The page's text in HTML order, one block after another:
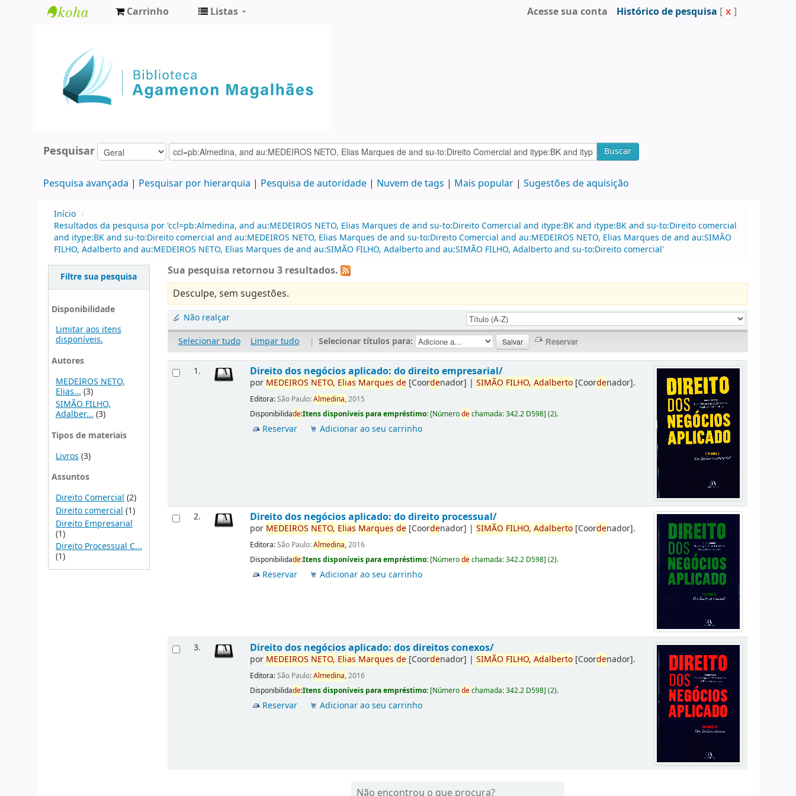
Agamenon
Magalhães
Carrinho Listas Acesse sua conta Histórico de pesquisa [ x ]
Pesquisar Buscar
Pesquisa avançada Pesquisar por hierarquia Pesquisa de autoridade Nuvem de tags Mais popular Sugestões de aquisição
Início ›
Resultados da pesquisa por 'ccl=pb:Almedina, and au:MEDEIROS NETO, Elias Marques de and su-to:Direito Comercial and itype:BK and itype:BK and su-to:Direito comercial
and itype:BK and su-to:Direito comercial and au:MEDEIROS NETO, Elias Marques de and su-to:Direito Comercial and au:MEDEIROS NETO, Elias Marques de and au:SIMÃO
FILHO, Adalberto and au:MEDEIROS NETO, Elias Marques de and au:SIMÃO FILHO, Adalberto and au:SIMÃO FILHO, Adalberto and su-to:Direito comercial'
Filtre sua pesquisa
Disponibilidade
Limitar aos itens
disponíveis.
Autores
MEDEIROS NETO,
Elias... (3)
SIMÃO FILHO,
Adalber...(3)
Tipos de materiais
Livros (3)
Assuntos
Direito Comercial (2)
Direito comercial (1)
Direito Empresarial
(1)
Direito Processual C...
(1)
Sua pesquisa retornou 3 resultados.
Desculpe, sem sugestões.
Não realçar
Selecionar tudo
Limpar tudo | Selecionar títulos para:
1. Direito dos negócios aplicado: do direito empresarial/
por MEDEIROS NETO, Elias Marques de [Coordenador] |SIMÃO FILHO, Adalberto [Coordenador].
Editora:São Paulo:Almedina,2015
Disponibilidade:Itens disponíveis para empréstimo: [Númerodechamada:342.2 D598](2).
Reservar Adicionar ao seu carrinho
2. Direito dos negócios aplicado: do direito processual/
por MEDEIROS NETO, Elias Marques de [Coordenador] |SIMÃO FILHO, Adalberto [Coordenador].
Editora:São Paulo:Almedina,2016
Disponibilidade:Itens disponíveis para empréstimo: [Númerodechamada:342.2 D598](2).
Reservar Adicionar ao seu carrinho
3. Direito dos negócios aplicado: dos direitos conexos/
por MEDEIROS NETO, Elias Marques de [Coordenador] |SIMÃO FILHO, Adalberto [Coordenador].
Editora:São Paulo:Almedina,2016
Disponibilidade:Itens disponíveis para empréstimo: [Númerodechamada:342.2 D598](2).
Reservar Adicionar ao seu carrinho